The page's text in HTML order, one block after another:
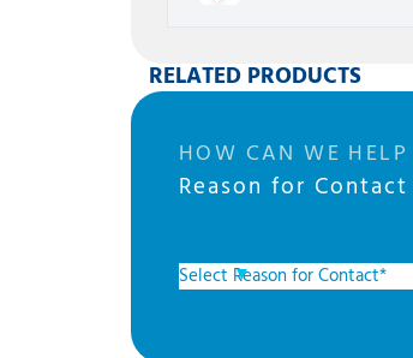
RELATED PRODUCTS
HOW CAN WE
Reason for Contact